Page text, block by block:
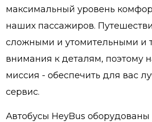
максимальный уровень
наших пассажиров.
сложными и утомительными и
внимания к деталям, поэтому
миссия - обеспечить для вас
сервис.
Автобусы HeyBus оборудованы